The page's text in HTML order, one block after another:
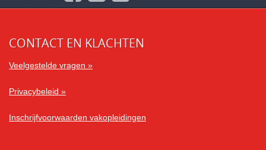
CONTACT EN KLACHTEN
Veelgestelde vragen »
Privacybeleid »
Inschrijfvoorwaarden vakopleidingen